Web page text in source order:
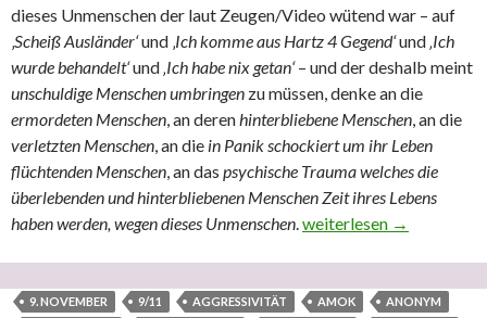
dieses Unmenschen der laut Zeugen/Video wütend war – auf
Scheiß Ausländer‘und ‚ Ich komme aus Hartz 4 Gegend‘und ‚Ich
wurde behandelt‘und ‚Ich habe nix getan‘– und der deshalb meint
unschuldige Menschen umbringen zu müssen, denke an die
ermordeten Menschen , an deren hinterbliebene Menschen , an die
verletzten Menschen , an die in Panik schockiert um ihr Leben
flüchtenden Menschen , an das psychische Trauma welches die
überlebenden und hinterbliebenen Menschen Zeit ihres Lebens
haben werden, wegen dieses Unmenschen Nichts ist wie es
weiterlesen →
9. NOVEMBER 9/11 AGGRESSIVITÄT AMOK
ANONYM